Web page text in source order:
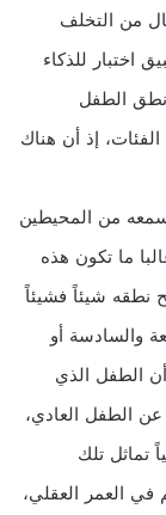
من التخلف
اختبار للذكاء
نطق الطفل
إذ أن هناك
من المحيطين
ما تكون هذه
نطقه شيئاً فشيئاً
والسادسة أو
الطفل الذي
الطفل العادي،
تماثل تلك
في العمر العقلي،